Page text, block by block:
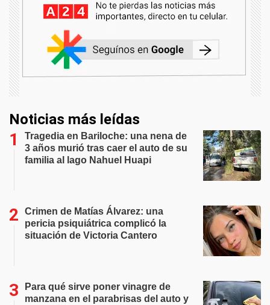
Noticias más leídas
Tragedia en Bariloche: una nena de
3 años murió tras caer el auto de su
familia al lago Nahuel Huapi
Crimen de Matías Álvarez: una
pericia psiquiátrica complicó la
situación de Victoria Cantero
Para qué sirve poner vinagre de
manzana en el parabrisas del auto y